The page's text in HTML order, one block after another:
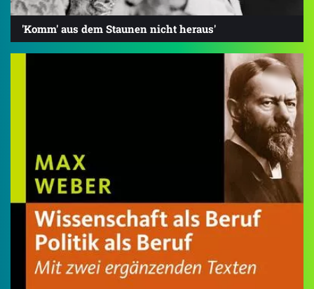
'Komm' aus dem Staunen nicht heraus'